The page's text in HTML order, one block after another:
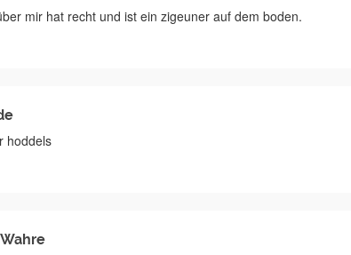
mir hat recht und ist ein zigeuner auf dem boden.
hoddels